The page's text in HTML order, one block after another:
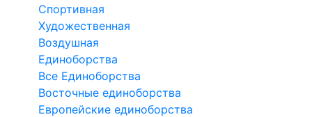
Спортивная
Художественная
Воздушная
Единоборства
Все Единоборства
Восточные единоборства
Европейские единоборства